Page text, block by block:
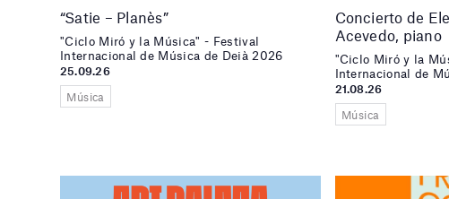
“Satie – Planès”
"Ciclo Miró y la Música" - Festival
Internacional de Música de Deià 2026
25.09.26
Música
Concierto de
Acevedo, piano
"Ciclo Miró y la
Internacional de
21.08.26
Música